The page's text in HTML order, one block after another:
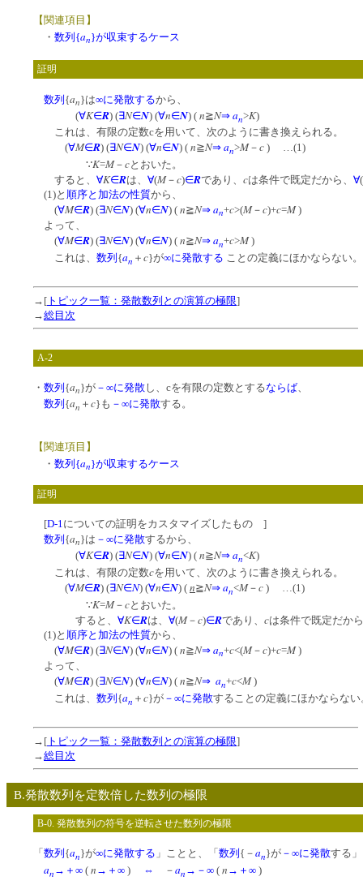
【関連項目】
・ 数列{an}が収束するケース
証明
数列{an}は∞に発散するから、
(∀K∈R) (∃N∈N) (∀n∈N) ( n≧N⇒ an>K)
これは、有限の定数cを用いて、次のように書き換えられる。
(∀M∈R) (∃N∈N) (∀n∈N) ( n≧N⇒ an>M－ c ) …(1)
∵K=M－ cとおいた。
すると、 ∀K∈Rは、 ∀(M－ c)∈Rであり、 cは条件で既定だから、 ∀(
(1)と 順序と加法の性質から、
(∀M∈R) (∃N∈N) (∀n∈N) ( n≧N⇒ an+c>(M－ c)+c=M)
よって、
(∀M∈R) (∃N∈N) (∀n∈N) ( n≧N⇒ an+c>M)
これは、 数列 {an ＋ c}が∞に発散する ことの定義にほかならな
→[ トピック一覧：発散数列との演算の極限]
→総目次
A-2
・ 数列{an}が －∞に発散し、cを有限の定数とするならば
数列 {an ＋ c}も －∞に発散する。
【関連項目】
・ 数列{an}が収束するケース
証明
[D-1 についての証明をカスタマイズしたもの ]
数列{an}は －∞に発散するから、
(∀K∈R) (∃N∈N) (∀n∈N) ( n≧N⇒ an<K)
これは、有限の定数cを用いて、次のように書き換えられる。
(∀M∈R) (∃N∈N) (∀n∈N) ( n≧N⇒ an<M－ c ) …(1)
∵K=M－ cとおいた。
すると、 ∀K∈Rは、 ∀(M－ c)∈Rであり、 cは条件で既定だか
(1)と 順序と加法の性質から、
(∀M∈R) (∃N∈N) (∀n∈N) ( n≧N⇒ an+c<(M－ c)+c=M)
よって、
(∀M∈R) (∃N∈N) (∀n∈N) ( n≧N⇒ an+c<M)
これは、 数列 {an ＋ c}が －∞に発散することの定義にほかならない
→[ トピック一覧：発散数列との演算の極限]
→総目次
B.発散数列を定数倍した数列の極限
B-0. 発散数列の符号を逆転させた数列の極限
「 数列 {an}が∞に発散する 」ことと、「 数列 {－ an}が －∞に発散する
an →＋∞ ( n →＋∞ ) ⇔ － an →－∞ ( n →＋∞ )